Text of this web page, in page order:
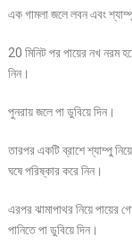
এক গামলা জলে লবন এবং
20 মিনিট পর পায়ের নখ নরম
নিন।
পুনরায় জলে পা ডুবিয়ে দিন।
তারপর একটি ব্রাশে শ্যাম্পু
ঘষে পরিষ্কার করে নিন।
এরপর ঝামাপাথর নিয়ে পায়ের
পানিতে পা ডুবিয়ে দিন।